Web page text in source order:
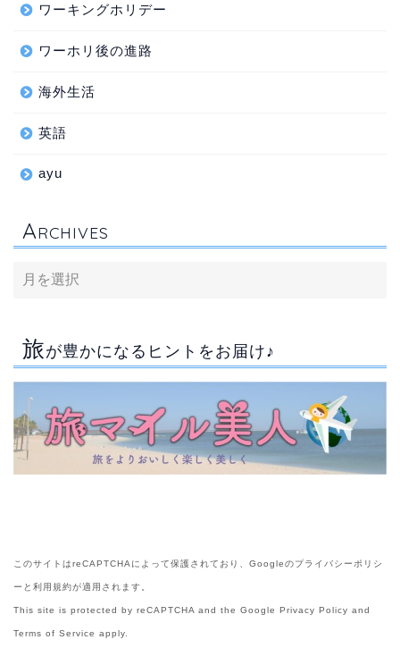
ワーキングホリデー
ワーホリ後の進路
海外生活
英語
ayu
ARCHIVES
旅が豊かになるヒントをお届け♪
このサイトはreCAPTCHAによって保護されており、Googleのプライバシーポリシ
ー と 利用規約が適用されます。
This site is protected by reCAPTCHA and the Google Privacy Policy and
Terms of Service apply.